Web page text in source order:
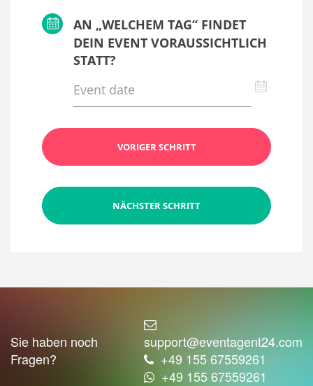
AN „WELCHEM TAG“ FINDET
DEIN EVENT VORAUSSICHTLICH
STATT?
VORIGER SCHRITT
NÄCHSTER SCHRITT
Sie haben noch
Fragen?
support@eventagent24.com
+49 155 67559261
+49 155 67559261